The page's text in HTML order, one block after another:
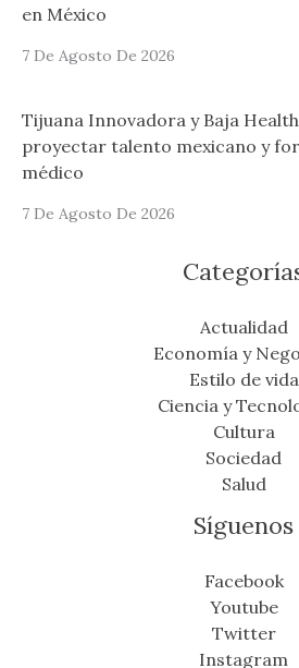
en México
7 De Agosto De 2026
Tijuana Innovadora y Baja
proyectar talento mexicano y
médico
7 De Agosto De 2026
Actualidad
Economía y
Estilo de vida
Ciencia y
Cultura
Sociedad
Salud
Síguenos
Facebook
Youtube
Twitter
Instagram